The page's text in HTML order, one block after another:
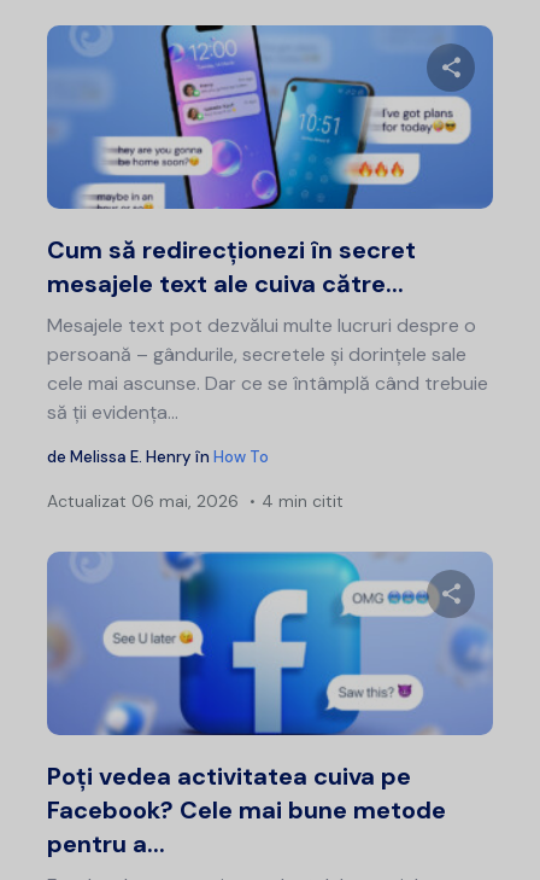
Cum să redirecționezi în secret
mesajele text ale cuiva către...
Mesajele text pot dezvălui multe lucruri despre o
persoană – gândurile, secretele și dorințele sale
cele mai ascunse. Dar ce se întâmplă când trebuie
să ții evidența...
de Melissa E. Henry în How To
Actualizat 06 mai, 2026 4 min citit
Poți vedea activitatea cuiva pe
Facebook? Cele mai bune metode
pentru a...